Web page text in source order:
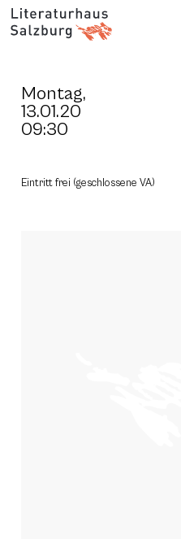
Montag,
13.01.20
09:30
Eintritt frei (geschlossene VA)